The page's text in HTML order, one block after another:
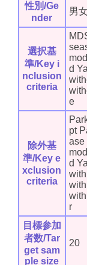
性別/Ge
nder
男
選択基
準/Key i
nclusion
criteria
d
e
除外基
準/Key e
xclusion
criteria
pt
ase
d
r
目標参加
者数/Tar
get sam
ple size
20